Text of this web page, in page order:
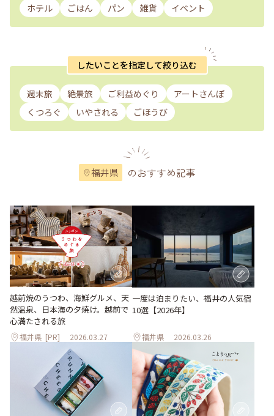
ホテル
ごはん パン 雑貨 イベント
したいことを指定して絞り込む
週末旅 絶景旅 ご利益めぐり
アートさんぽ
くつろぐ
いやされる ごほうび
福井県 のおすすめ記事
越前焼のうつわ、海鮮グルメ、天
然温泉、日本海の夕焼け。越前で
心満たされる旅
福井県 [PR] 2026.03.27
一度は泊まりたい、福井の人気宿
10選【2026年】
福井県 2026.03.26